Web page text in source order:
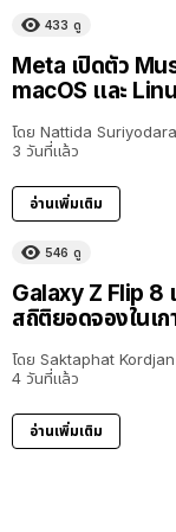
433 ดู
Meta เปิดตัว
macOS และ
โดย Nattida Suriyodara
3 วันที่แล้ว
อ่านเพิ่มเติม
546 ดู
Galaxy Z Flip 8
สถิติยอดจองในเก
โดย Saktaphat Kordjan
4 วันที่แล้ว
อ่านเพิ่มเติม